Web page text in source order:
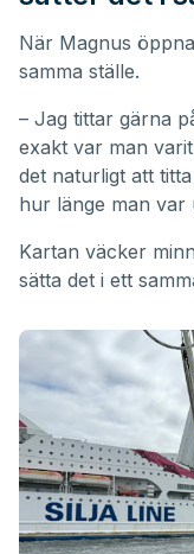
När Magnus
samma ställe.
– Jag tittar gärna
exakt var man
det naturligt att
hur länge man var
Kartan väcker
sätta det i ett